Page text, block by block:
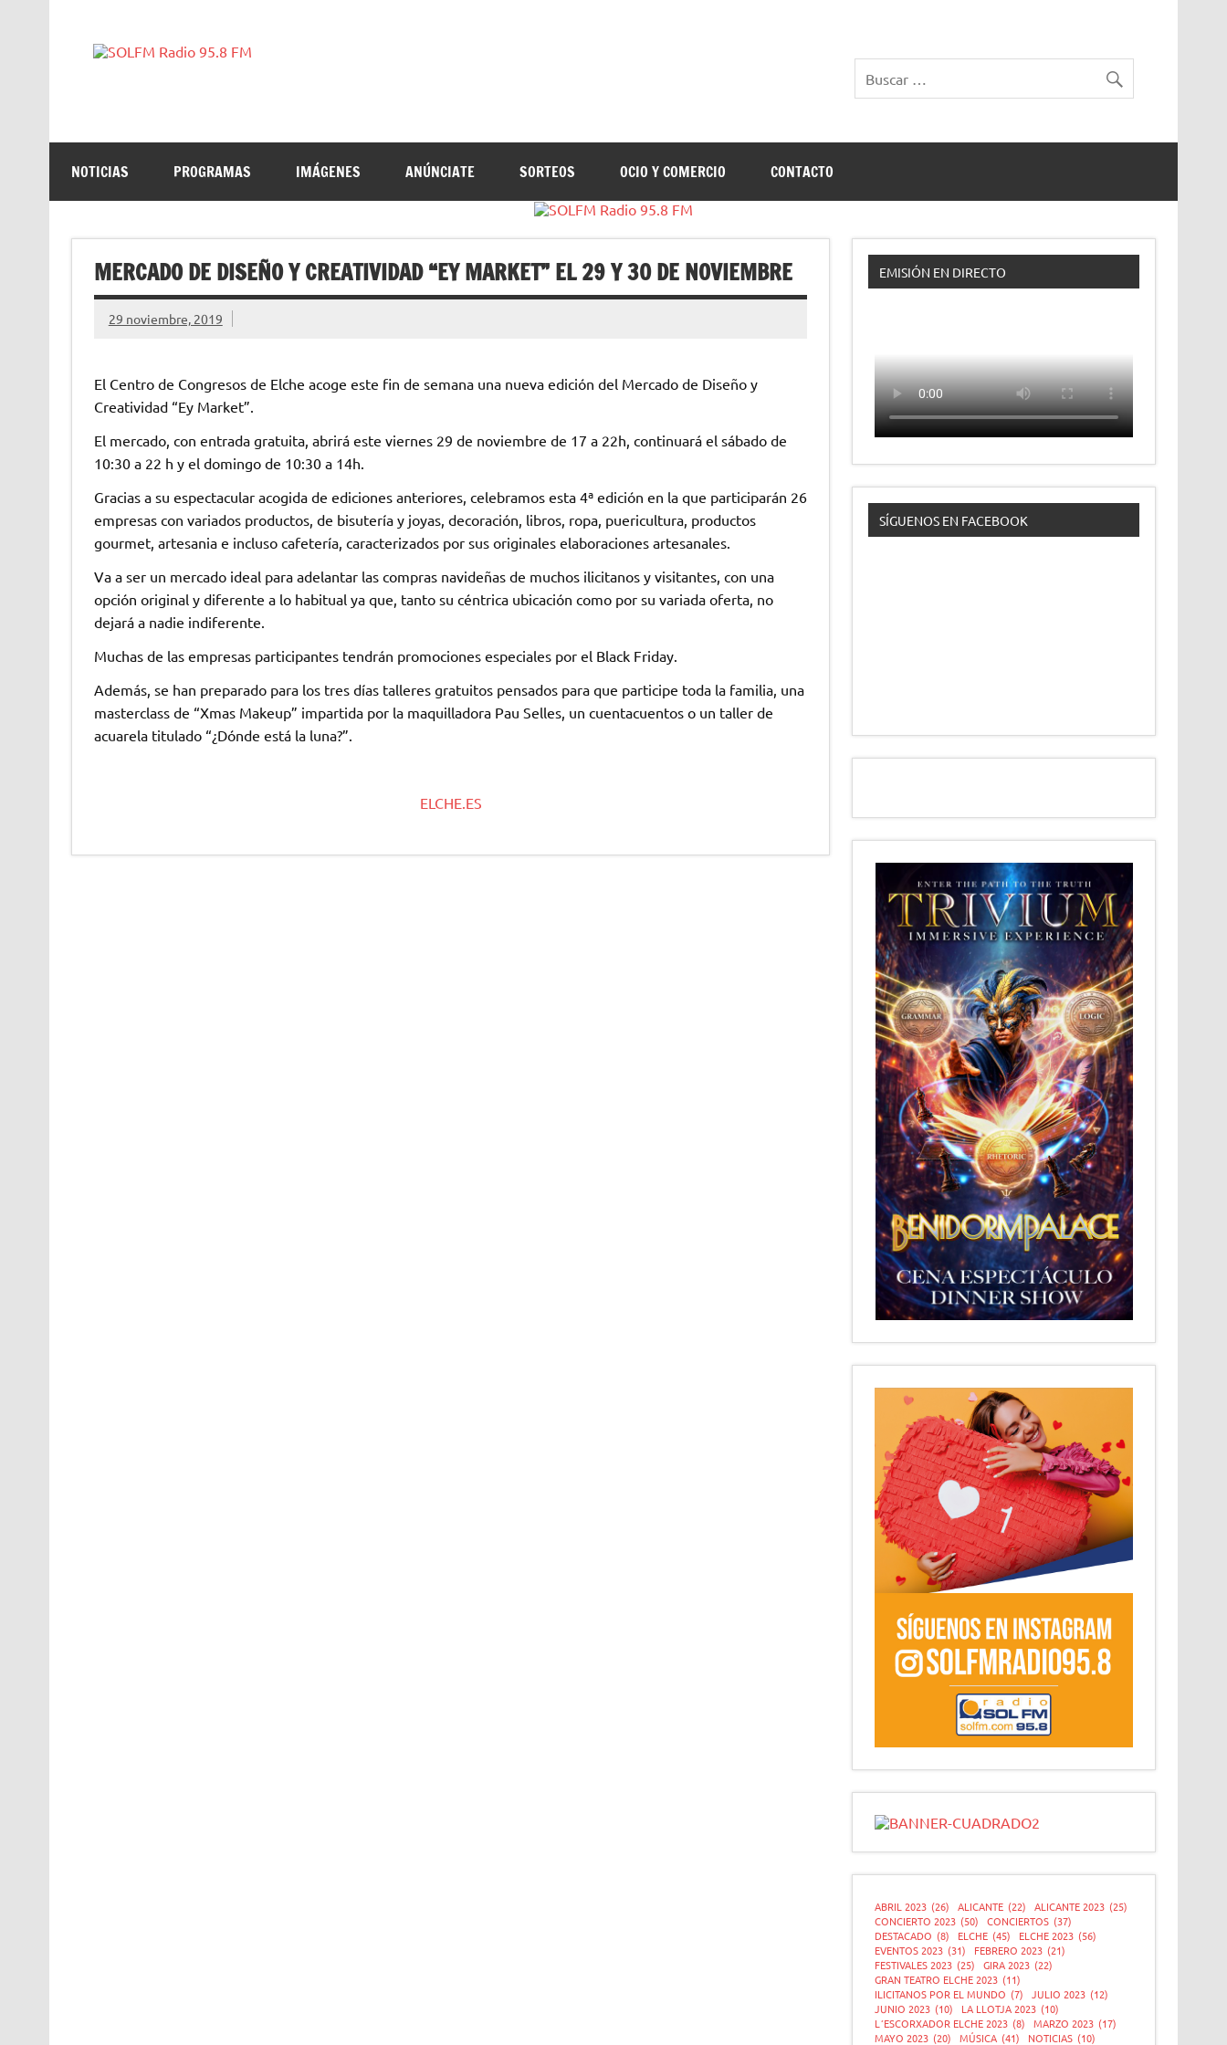
NOTICIAS PROGRAMAS IMÁGENES ANÚNCIATE SORTEOS OCIO Y COMERCIO CONTACTO
MERCADO DE DISEÑO Y CREATIVIDAD “EY MARKET” EL 29 Y 30 DE NOVIEMBRE
29 noviembre, 2019
El Centro de Congresos de Elche acoge este fin de semana una nueva edición del Mercado de Diseño y
Creatividad “Ey Market”.
El mercado, con entrada gratuita, abrirá este viernes 29 de noviembre de 17 a 22h, continuará el sábado de
10:30 a 22 h y el domingo de 10:30 a 14h.
Gracias a su espectacular acogida de ediciones anteriores, celebramos esta 4ª edición en la que participarán 26
empresas con variados productos, de bisutería y joyas, decoración, libros, ropa, puericultura, productos
gourmet, artesania e incluso cafetería, caracterizados por sus originales elaboraciones artesanales.
Va a ser un mercado ideal para adelantar las compras navideñas de muchos ilicitanos y visitantes, con una
opción original y diferente a lo habitual ya que, tanto su céntrica ubicación como por su variada oferta, no
dejará a nadie indiferente.
Muchas de las empresas participantes tendrán promociones especiales por el Black Friday.
Además, se han preparado para los tres días talleres gratuitos pensados para que participe toda la familia, una
masterclass de “Xmas Makeup” impartida por la maquilladora Pau Selles, un cuentacuentos o un taller de
acuarela titulado “¿Dónde está la luna?”.
ELCHE.ES
EMISIÓN EN DIRECTO
SÍGUENOS EN FACEBOOK
ABRIL 2023 (26) ALICANTE (22) ALICANTE 2023 (25)
CONCIERTO 2023 (50) CONCIERTOS (37)
DESTACADO (8) ELCHE (45) ELCHE 2023 (56)
EVENTOS 2023 (31) FEBRERO 2023 (21)
FESTIVALES 2023 (25) GIRA 2023 (22)
GRAN TEATRO ELCHE 2023 (11)
ILICITANOS POR EL MUNDO (7) JULIO 2023 (12)
JUNIO 2023 (10) LA LLOTJA 2023 (10)
L´ESCORXADOR ELCHE 2023 (8) MARZO 2023 (17)
MAYO 2023 (20) MÚSICA (41) NOTICIAS (10)